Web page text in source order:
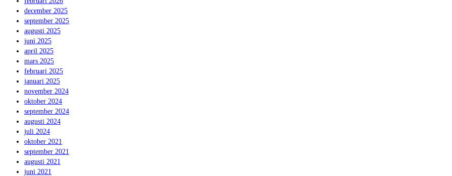
december 2025
september 2025
augusti 2025
juni 2025
april 2025
mars 2025
februari 2025
januari 2025
november 2024
oktober 2024
september 2024
augusti 2024
juli 2024
oktober 2021
september 2021
augusti 2021
juni 2021